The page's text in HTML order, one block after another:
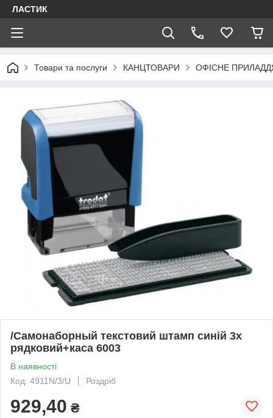
ЛАСТИК
Товари та послуги КАНЦТОВАРИ ОФІСНЕ
/Самонаборный текстовий штамп синій 3х
рядковий+каса 6003
В наявності
Код: 4911N/3/U
Роздріб
929,40 ₴